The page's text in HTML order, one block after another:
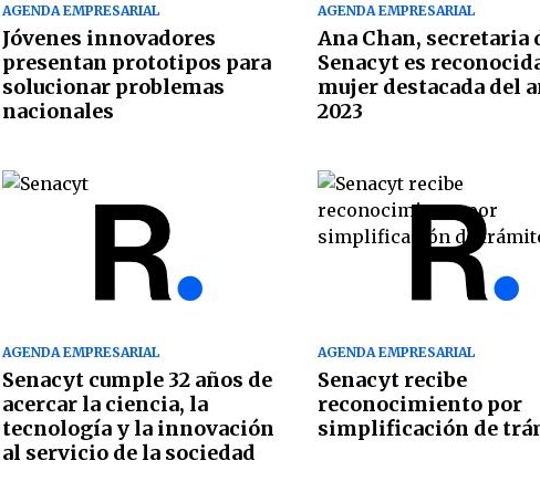
AGENDA EMPRESARIAL
Jóvenes innovadores
presentan prototipos para
solucionar problemas
nacionales
AGENDA EMPRESARIAL
Ana Chan, secretaria
Senacyt es
mujer destacada del
2023
AGENDA EMPRESARIAL
Senacyt cumple 32 años de
acercar la ciencia, la
tecnología y la innovación
al servicio de la sociedad
AGENDA EMPRESARIAL
Senacyt recibe
reconocimiento por
simplificación de